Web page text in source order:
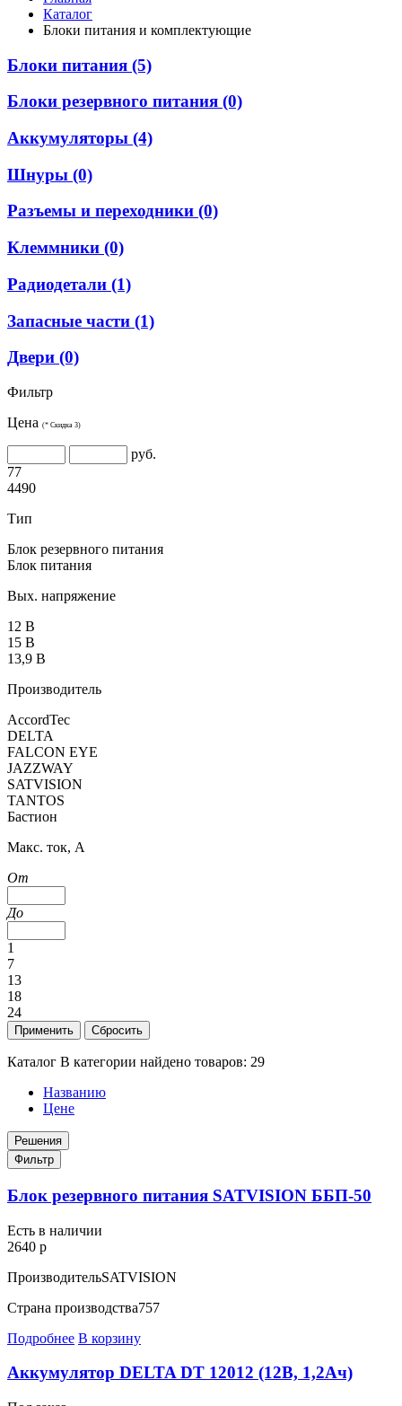
Каталог
Блоки питания и комплектующие
Блоки питания (5)
Блоки резервного питания (0)
Аккумуляторы (4)
Шнуры (0)
Разъемы и переходники (0)
Клеммники (0)
Радиодетали (1)
Запасные части (1)
Двери (0)
Фильтр
Цена (* Скидка 3)
руб.
77
4490
Тип
Блок резервного питания
Блок питания
Вых. напряжение
12 В
15 В
13,9 В
Производитель
AccordTec
DELTA
FALCON EYE
JAZZWAY
SATVISION
TANTOS
Бастион
Макс. ток, А
От
До
1
7
13
18
24
Применить Сбросить
Каталог В категории найдено товаров: 29
Названию
Цене
Решения
Фильтр
Блок резервного питания SATVISION ББП-50
Есть в наличии
2640 р
ПроизводительSATVISION
Страна производства757
Подробнее В корзину
Аккумулятор DELTA DT 12012 (12В, 1,2Ач)